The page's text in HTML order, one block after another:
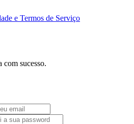
e Termos de Serviço
com sucesso.